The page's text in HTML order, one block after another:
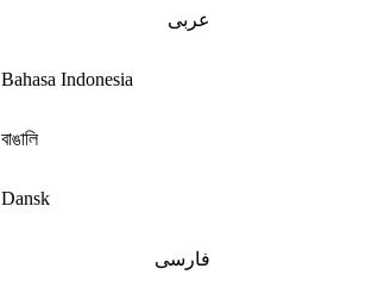
عربى
Bahasa Indonesia
বাঙালি
Dansk
فارسی